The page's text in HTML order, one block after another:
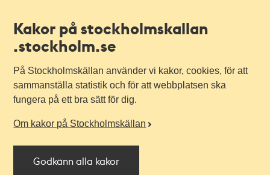
Kakor på stockholmskallan
.stockholm.se
På Stockholmskällan använder vi kakor, cookies, för att
sammanställa statistik och för att webbplatsen ska
fungera på ett bra sätt för dig.
Om kakor på Stockholmskällan
Godkänn alla kakor